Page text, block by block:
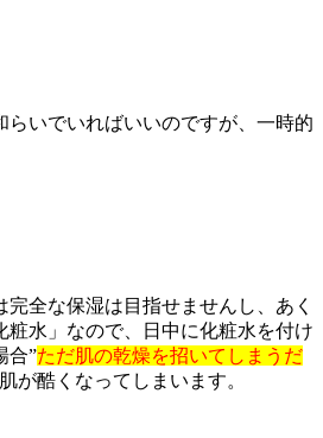
らいでいればいいのですが、一時的
全な保湿は目指せませんし、あく
粧水」なので、日中に化粧水を付け
合”ただ肌の乾燥を招いてしまうだ
が酷くなってしまいます。